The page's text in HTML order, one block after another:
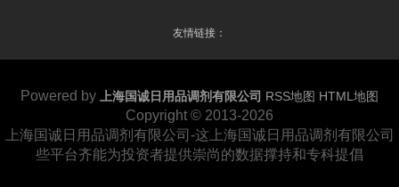
友情链接：
Powered by 上海国诚日用品调剂有限公司 RSS地图 HTML地图
Copyright © 2013-2026
上海国诚日用品调剂有限公司-这上海国诚日用品调剂有限公司
些平台齐能为投资者提供崇尚的数据撑持和专科提倡